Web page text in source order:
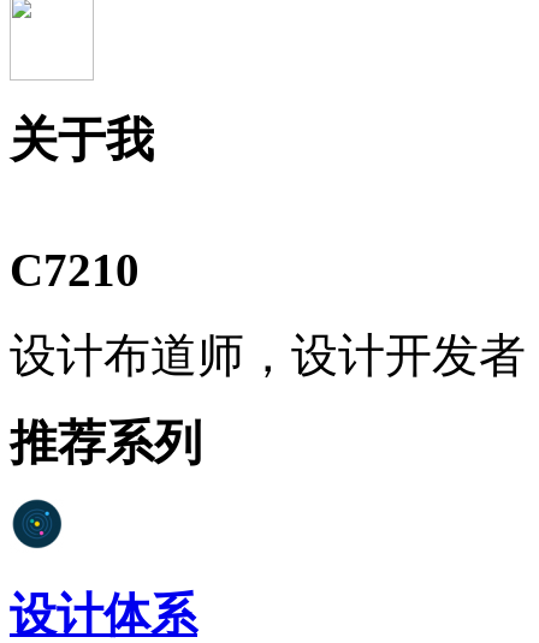
关于我
C7210
设计布道师，设计开发
推荐系列
设计体系